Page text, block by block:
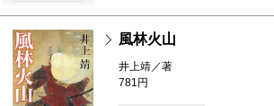
風林火山
井上靖／著
781円